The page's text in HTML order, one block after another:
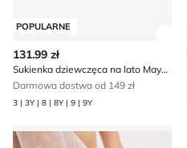
POPULARNE
131.99 zł
Sukienka dziewczęca na lato Mayoral
Darmowa dostwa od 149 zł
3 | 3Y | 8 | 8Y | 9 | 9Y
Rajstopy dziecięce